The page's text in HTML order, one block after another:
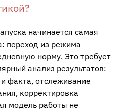
начинается самая
переход из режима
норму. Это требует
анализ результатов:
факта, отслеживание
корректировка
модель работы не